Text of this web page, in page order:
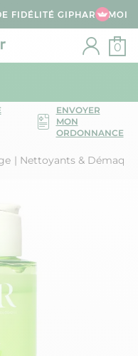
FIDÉLITÉ GIPHAR & MOI
0
ENVOYER
MON
ORDONNANCE
Nettoyants &